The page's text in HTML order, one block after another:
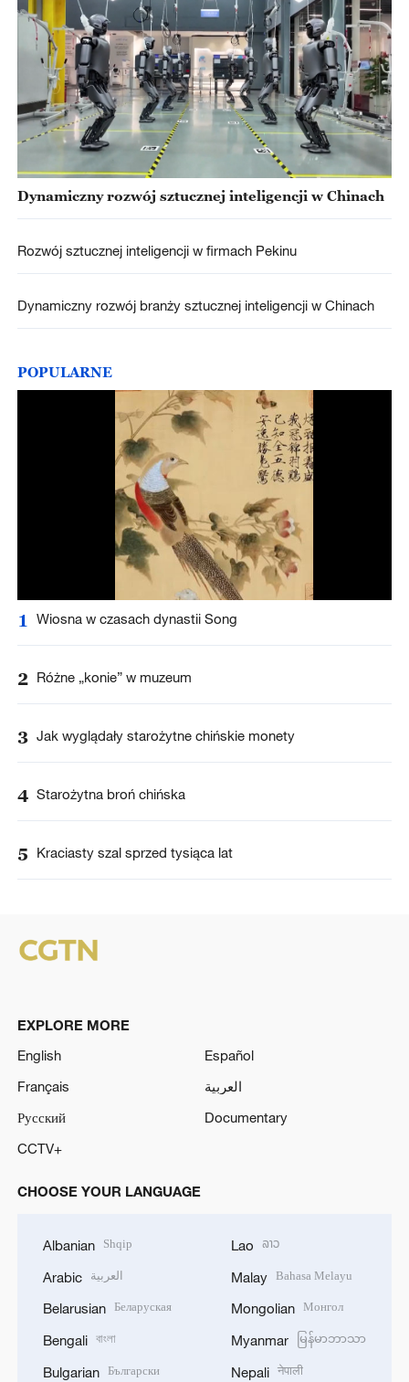
Dynamiczny rozwój sztucznej inteligencji w Chinach
Rozwój sztucznej inteligencji w firmach Pekinu
Dynamiczny rozwój branży sztucznej inteligencji w Chinach
POPULARNE
1 Wiosna w czasach dynastii Song
2 Różne „konie” w muzeum
3 Jak wyglądały starożytne chińskie monety
4 Starożytna broń chińska
5 Kraciasty szal sprzed tysiąca lat
EXPLORE MORE
English
Español
Français
العربية
Русский
Documentary
CCTV+
CHOOSE YOUR LANGUAGE
Albanian Shqip
Arabic العربية
Belarusian Беларуская
Bengali বাংলা
Bulgarian Български
Lao ລາວ
Malay Bahasa Melayu
Mongolian Монгол
Myanmar မြန်မာဘာသာ
Nepali नेपाली